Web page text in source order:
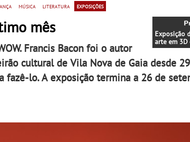
música literatura exposições
Exposição
arte em 3D
Alegro
mês
Francis Bacon foi o autor
cultural de Vila Nova de Gaia desde
lo. A exposição termina a 26 de